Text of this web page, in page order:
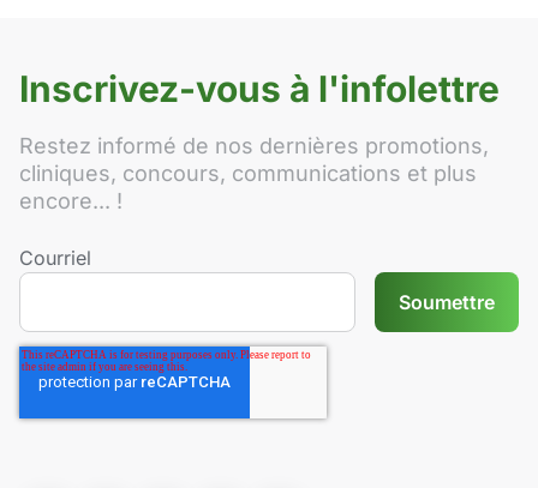
Inscrivez-vous à l'infolettre
Restez informé de nos dernières promotions,
cliniques, concours, communications et plus
encore... !
Courriel